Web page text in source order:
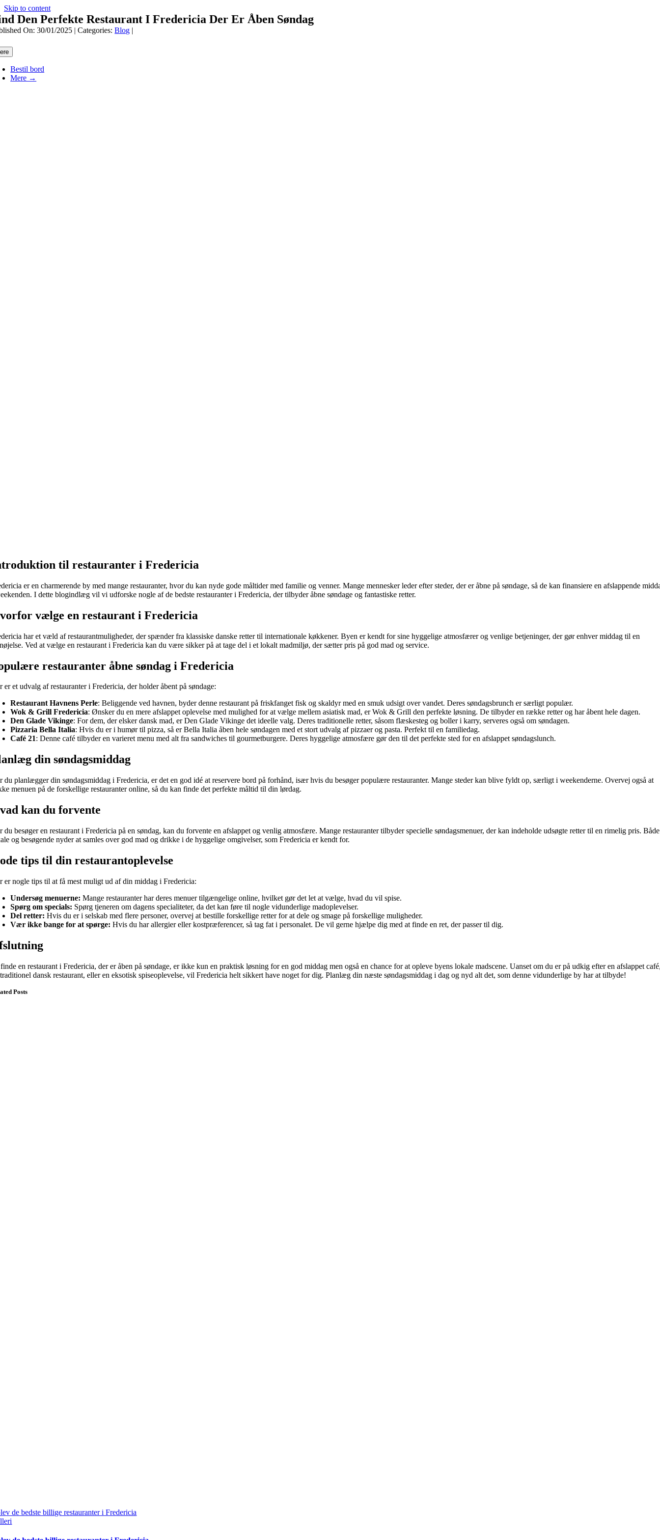
Skip to content
Bestil bord
Mere →
Den Perfekte Restaurant I Fredericia Der Er Åben Søndag
On: 30/01/2025 |Categories:Blog |
til restauranter i Fredericia
er en charmerende by med mange restauranter, hvor du kan nyde gode måltider med familie og venner. Mange mennesker leder efter steder, der er åbne på søndage, så de kan finansiere en afslappende
I dette blogindlæg vil vi udforske nogle af de bedste restauranter i Fredericia, der tilbyder åbne søndage og fantastiske retter.
vælge en restaurant i Fredericia
har et væld af restaurantmuligheder, der spænder fra klassiske danske retter til internationale køkkener. Byen er kendt for sine hyggelige atmosfærer og venlige betjeninger, der gør enhver middag til en
Ved at vælge en restaurant i Fredericia kan du være sikker på at tage del i et lokalt madmiljø, der sætter pris på god mad og service.
restauranter åbne søndag i Fredericia
er et udvalg af restauranter i Fredericia, der holder åbent på søndage:
Restaurant Havnens Perle: Beliggende ved havnen, byder denne restaurant på friskfanget fisk og skaldyr med en smuk udsigt over vandet. Deres søndagsbrunch er særligt populær.
Wok & Grill Fredericia: Ønsker du en mere afslappet oplevelse med mulighed for at vælge mellem asiatisk mad, er Wok & Grill den perfekte løsning. De tilbyder en række retter og har åbent hele dagen.
Den Glade Vikinge: For dem, der elsker dansk mad, er Den Glade Vikinge det ideelle valg. Deres traditionelle retter, såsom flæskesteg og boller i karry, serveres også om søndagen.
Pizzaria Bella Italia: Hvis du er i humør til pizza, så er Bella Italia åben hele søndagen med et stort udvalg af pizzaer og pasta. Perfekt til en familiedag.
Café 21: Denne café tilbyder en varieret menu med alt fra sandwiches til gourmetburgere. Deres hyggelige atmosfære gør den til det perfekte sted for en afslappet søndagslunch.
din søndagsmiddag
du planlægger din søndagsmiddag i Fredericia, er det en god idé at reservere bord på forhånd, især hvis du besøger populære restauranter. Mange steder kan blive fyldt op, særligt i weekenderne. Overvej også at
menuen på de forskellige restauranter online, så du kan finde det perfekte måltid til din lørdag.
kan du forvente
du besøger en restaurant i Fredericia på en søndag, kan du forvente en afslappet og venlig atmosfære. Mange restauranter tilbyder specielle søndagsmenuer, der kan indeholde udsøgte retter til en rimelig pris. Både
og besøgende nyder at samles over god mad og drikke i de hyggelige omgivelser, som Fredericia er kendt for.
tips til din restaurantoplevelse
er nogle tips til at få mest muligt ud af din middag i Fredericia:
Undersøg menuerne: Mange restauranter har deres menuer tilgængelige online, hvilket gør det let at vælge, hvad du vil spise.
Spørg om specials: Spørg tjeneren om dagens specialiteter, da det kan føre til nogle vidunderlige madoplevelser.
Del retter: Hvis du er i selskab med flere personer, overvej at bestille forskellige retter for at dele og smage på forskellige muligheder.
Vær ikke bange for at spørge: Hvis du har allergier eller kostpræferencer, så tag fat i personalet. De vil gerne hjælpe dig med at finde en ret, der passer til dig.
en restaurant i Fredericia, der er åben på søndage, er ikke kun en praktisk løsning for en god middag men også en chance for at opleve byens lokale madscene. Uanset om du er på udkig efter en afslappet
dansk restaurant, eller en eksotisk spiseoplevelse, vil Fredericia helt sikkert have noget for dig. Planlæg din næste søndagsmiddag i dag og nyd alt det, som denne vidunderlige by har at tilbyde!
Posts
de bedste billige restauranter i Fredericia